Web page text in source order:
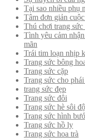
Tại sao nhiều phụ
Tâm đơn giản
Thú chơi trang sức
Tình yêu cảm
mãn
Trái tim loạn nhịp
Trang sức bông
Trang sức cặp
Trang sức cho
trang sức đẹp
Trang sức đôi
Trang sức hè sôi
Trang sức hình
Trang sức hồ ly
Trang sức hoa trà